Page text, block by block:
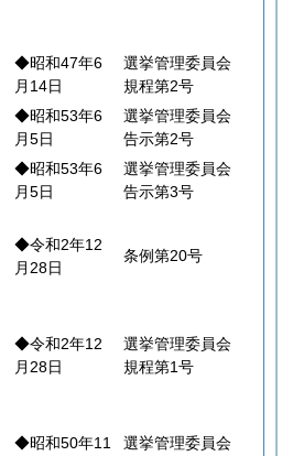
◆昭和47年6
月14日
選挙管理委員会
規程第2号
◆昭和53年6
月5日
選挙管理委員会
告示第2号
◆昭和53年6
月5日
選挙管理委員会
告示第3号
◆令和2年12
月28日
条例第20号
◆令和2年12
月28日
選挙管理委員会
規程第1号
◆昭和50年11
選挙管理委員会